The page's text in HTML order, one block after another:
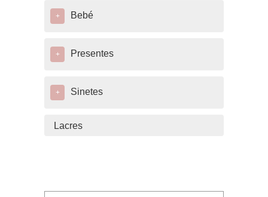
+ Bebé
+ Presentes
+ Sinetes
Lacres